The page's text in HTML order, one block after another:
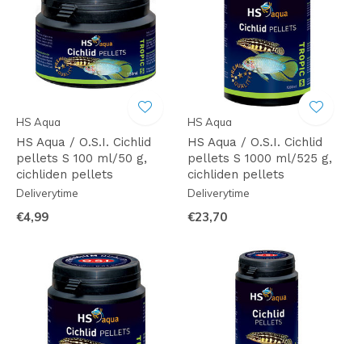
HS Aqua
HS Aqua / O.S.I. Cichlid
pellets S 100 ml/50 g,
cichliden pellets
Deliverytime
€4,99
HS Aqua
HS Aqua / O.S.I. Cichlid
pellets S 1000 ml/525 g,
cichliden pellets
Deliverytime
€23,70